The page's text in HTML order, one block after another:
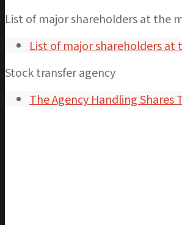
List of major shareholders at the
List of major shareholders
Stock transfer agency
The Agency Handling Shares